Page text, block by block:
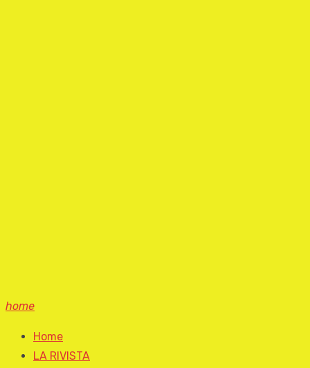
home
Home
LA RIVISTA